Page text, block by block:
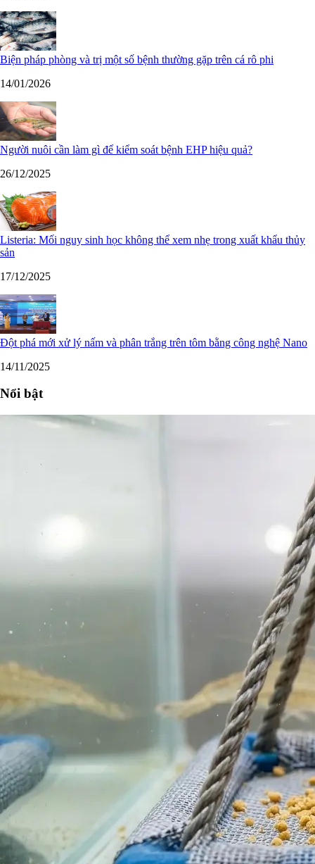
Biện pháp phòng và trị một số bệnh thường gặp trên cá rô phi
14/01/2026
Người nuôi cần làm gì để kiểm soát bệnh EHP hiệu quả?
26/12/2025
Listeria: Mối nguy sinh học không thể xem nhẹ trong xuất khẩu thủy
sản
17/12/2025
Đột phá mới xử lý nấm và phân trắng trên tôm bằng công nghệ Nano
14/11/2025
Nổi bật